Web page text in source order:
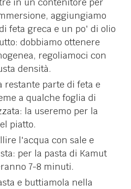
in un contenitore per
aggiungiamo
feta greca e un po' di olio
dobbiamo ottenere
regoliamoci con
densità.
restante parte di feta e
a qualche foglia di
la useremo per la
piatto.
l'acqua con sale e
per la pasta di Kamut
7-8 minuti.
e buttiamola nella